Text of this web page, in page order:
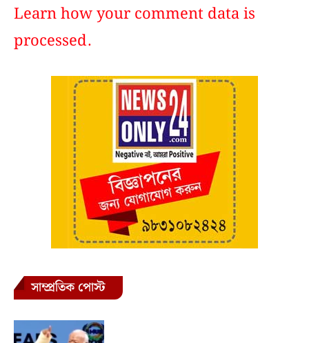
Learn how your comment data is
processed.
সাম্প্রতিক পোস্ট